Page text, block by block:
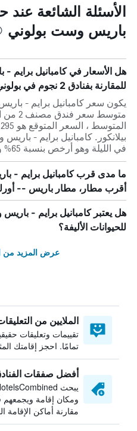
الأسئلة الشائعة عند
باريس وست بولوني
هل الأسعار في كامبانيل برايم
للمقارنة بفنادق 2 نجوم في بولوني-بيلانكور؟
يكون سعر كامبانيل برايم -
في الليلة وهو أرخص بنسبة 65% وسطياً في بولوني-بيلانكور.
ما مدى قرب كامبانيل برايم -
أقرب مطار، مطار باريس --
هل يعتبر كامبانيل برايم -
للحيوانات الأليفة؟
عرض المزيد من
الملايين من
تقييمات وتعليقات
تمامًا. احجز إقامتك
أفضل صفقات
ومكان إقامة
مقارنة أماكن الإقامة